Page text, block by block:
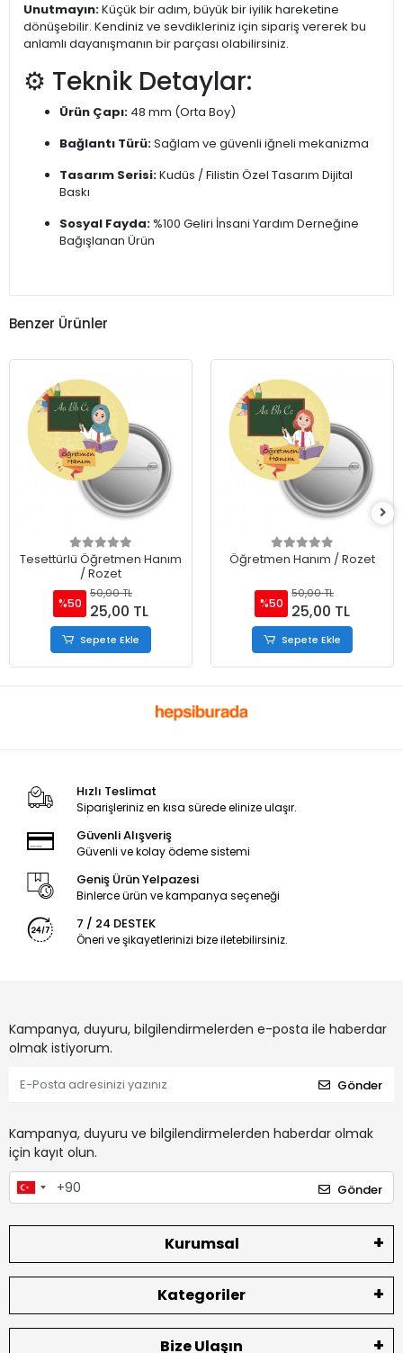
Unutmayın:Küçük bir adım, büyük bir iyilik hareketine
dönüşebilir. Kendiniz ve sevdikleriniz için sipariş vererek bu
anlamlı dayanışmanın bir parçası olabilirsiniz.
⚙️ Teknik Detaylar:
Ürün Çapı: 48 mm (Orta Boy)
Bağlantı Türü:Sağlam ve güvenli iğneli mekanizma
Tasarım Serisi:Kudüs / Filistin Özel Tasarım Dijital
Baskı
Sosyal Fayda: %100 Geliri İnsani Yardım Derneğine
Bağışlanan Ürün
Benzer Ürünler
Tesettürlü Öğretmen Hanım
/ Rozet
%50
50,00 TL
25,00 TL
Sepete Ekle
Öğretmen Hanım / Rozet
%50
50,00 TL
25,00 TL
Sepete Ekle
Hızlı Teslimat
Siparişleriniz en kısa sürede elinize ulaşır.
Güvenli Alışveriş
Güvenli ve kolay ödeme sistemi
Geniş Ürün Yelpazesi
Binlerce ürün ve kampanya seçeneği
7 / 24 DESTEK
Öneri ve şikayetlerinizi bize iletebilirsiniz.
Kampanya, duyuru, bilgilendirmelerden e-posta ile haberdar
olmak istiyorum.
Gönder
Kampanya, duyuru ve bilgilendirmelerden haberdar olmak
için kayıt olun.
Gönder
Kurumsal
Kategoriler
Bize Ulaşın